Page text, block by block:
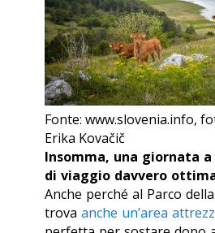
Fonte: www.slovenia.info,
Erika Kovačič
Insomma, una giornata a
di viaggio davvero
Anche perché al Parco
trova anche un’area